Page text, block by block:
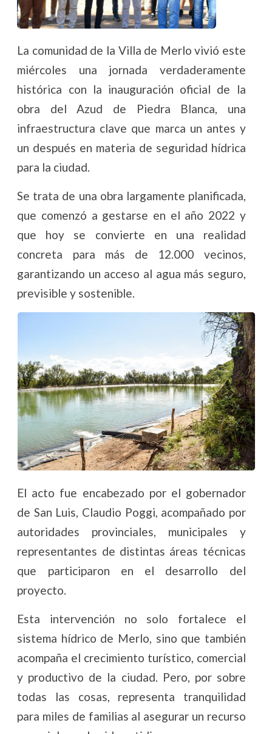
La comunidad de la Villa de Merlo vivió este
miércoles una jornada verdaderamente
histórica con la inauguración oficial de la
obra del Azud de Piedra Blanca, una
infraestructura clave que marca un antes y
un después en materia de seguridad hídrica
para la ciudad.
Se trata de una obra largamente planificada,
que comenzó a gestarse en el año 2022 y
que hoy se convierte en una realidad
concreta para más de 12.000 vecinos,
garantizando un acceso al agua más seguro,
previsible y sostenible.
El acto fue encabezado por el gobernador
de San Luis, Claudio Poggi, acompañado por
autoridades provinciales, municipales y
representantes de distintas áreas técnicas
que participaron en el desarrollo del
proyecto.
Esta intervención no solo fortalece el
sistema hídrico de Merlo, sino que también
acompaña el crecimiento turístico, comercial
y productivo de la ciudad. Pero, por sobre
todas las cosas, representa tranquilidad
para miles de familias al asegurar un recurso